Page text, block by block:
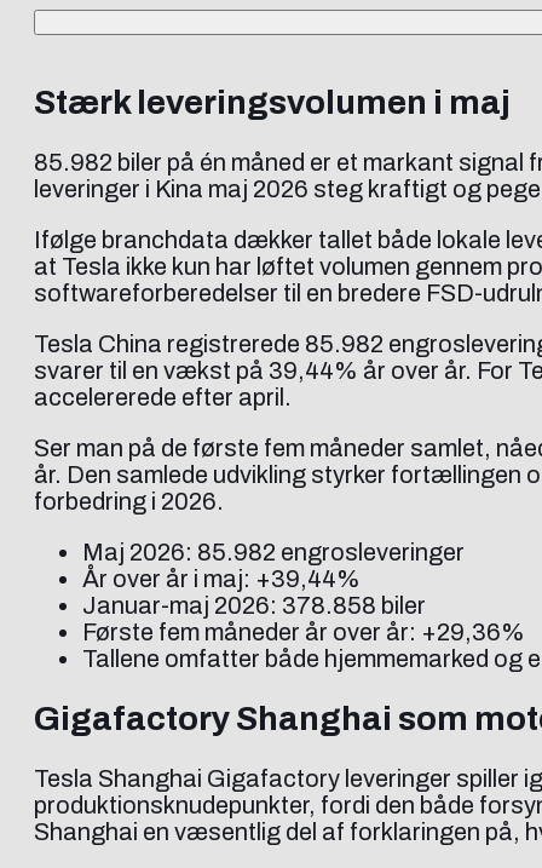
Stærk leveringsvolumen i maj
85.982 biler på én måned er et markant
leveringer i Kina maj 2026 steg kraftigt og
Ifølge branchdata dækker tallet både lokale
at Tesla ikke kun har løftet volumen gennem
softwareforberedelser til en bredere FSD-
Tesla China registrerede 85.982
svarer til en vækst på 39,44% år over år. For
accelererede efter april.
Ser man på de første fem måneder samlet,
år. Den samlede udvikling styrker fortællingen
forbedring i 2026.
Maj 2026: 85.982 engrosleveringer
År over år i maj: +39,44%
Januar-maj 2026: 378.858 biler
Første fem måneder år over år: +29,36%
Tallene omfatter både hjemmemarked og
Gigafactory Shanghai som
Tesla Shanghai Gigafactory leveringer spiller
produktionsknudepunkter, fordi den både
Shanghai en væsentlig del af forklaringen på,